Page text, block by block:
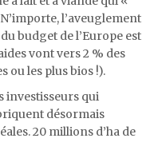
l’aveuglement
budget de l’Europe est
vont vers 2 % des
ou les plus bios !).
investisseurs qui
désormais
20 millions d’ha de